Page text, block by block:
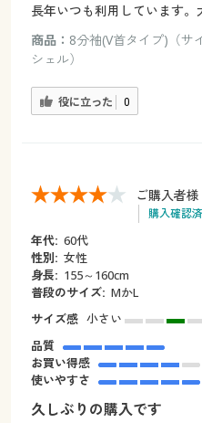
長年いつも利用しています。
商品： 8分袖(V首タイプ)（サ
シェル）
役に立った 0
ご購入者様
購入確認
年代: 60代
性別: 女性
身長: 155～160cm
普段のサイズ: MかL
サイズ感 小さい
品質
お買い得感
使いやすさ
久しぶりの購入です